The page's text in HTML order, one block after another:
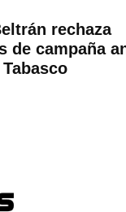
rechaza
de campaña